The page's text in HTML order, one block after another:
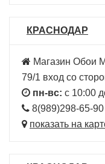
КРАСНОДАР
Магазин Обои
79/1 вход со
пн-вс: с 10:00
8(989)298-65-90
показать на